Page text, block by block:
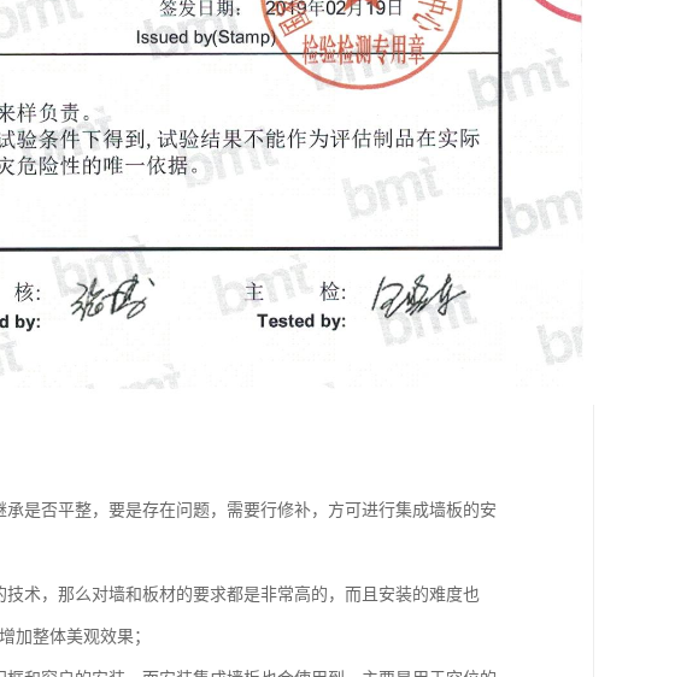
是否平整，要是存在问题，需要行修补，方可进行集成墙板的安
术，那么对墙和板材的要求都是非常高的，而且安装的难度也
加整体美观效果；